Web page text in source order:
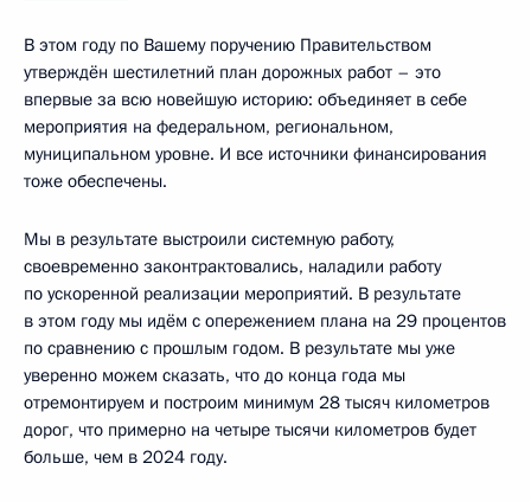
В этом году по Вашему поручению Правительством
утверждён шестилетний план дорожных работ – это
впервые за всю новейшую историю: объединяет в себе
мероприятия на федеральном, региональном,
муниципальном уровне. И все источники финансирования
тоже обеспечены.
Мы в результате выстроили системную работу,
своевременно законтрактовались, наладили работу
по ускоренной реализации мероприятий. В результате
в этом году мы идём с опережением плана на 29 процентов
по сравнению с прошлым годом. В результате мы уже
уверенно можем сказать, что до конца года мы
отремонтируем и построим минимум 28 тысяч километров
дорог, что примерно на четыре тысячи километров будет
больше, чем в 2024 году.